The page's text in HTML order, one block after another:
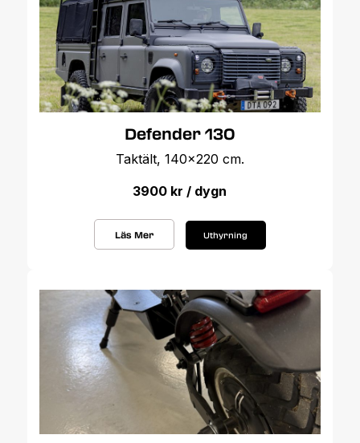
Defender 130
Taktält, 140x220 cm.
3900 kr / dygn
Läs Mer Uthyrning